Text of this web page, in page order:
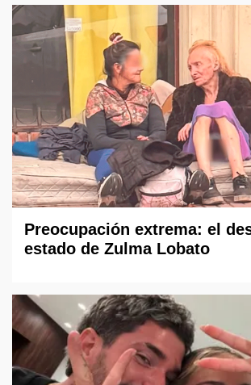
Preocupación extrema: el
estado de Zulma Lobato